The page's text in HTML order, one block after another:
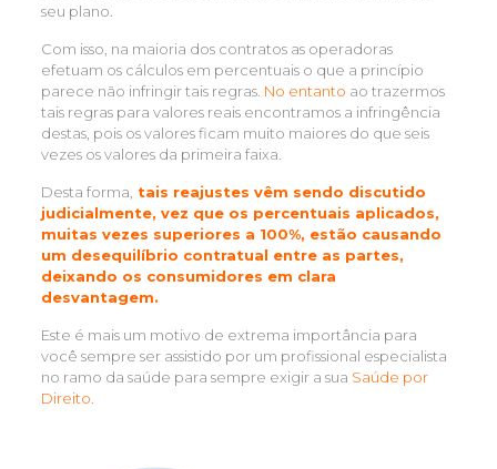
seu plano.
Com isso, na maioria dos contratos as operadoras
efetuam os cálculos em percentuais o que a princípio
parece não infringir tais regras. No entanto ao trazermos
tais regras para valores reais encontramos a infringência
destas, pois os valores ficam muito maiores do que seis
vezes os valores da primeira faixa.
Desta forma, tais reajustes vêm sendo discutido
judicialmente, vez que os percentuais aplicados,
muitas vezes superiores a 100%, estão causando
um desequilíbrio contratual entre as partes,
deixando os consumidores em clara
desvantagem.
Este é mais um motivo de extrema importância para
você sempre ser assistido por um profissional especialista
no ramo da saúde para sempre exigir a sua Saúde por
Direito